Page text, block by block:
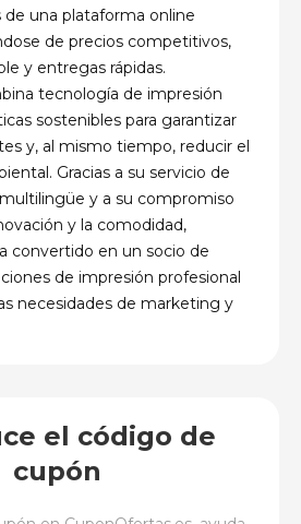
una plataforma online
de precios competitivos,
y entregas rápidas.
tecnología de impresión
sostenibles para garantizar
y, al mismo tiempo, reducir el
Gracias a su servicio de
y a su compromiso
y la comodidad,
convertido en un socio de
de impresión profesional
necesidades de marketing y
el código de
cupón